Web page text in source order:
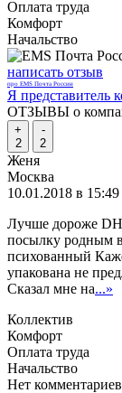
Оплата труда
Комфорт
Начальство
написать отзыв
про EMS Почта России
Я представитель
ОТЗЫВЫ о
+
2
-
2
Женя
Москва
10.01.2018 в 15:49
Лучше дороже
посылку родным
психованный
упакована не
Сказал мне на...»
Коллектив
Комфорт
Оплата труда
Начальство
Нет